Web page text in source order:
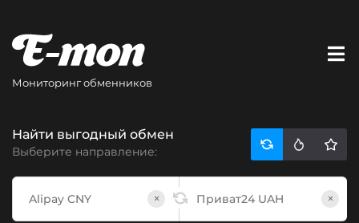
Мониторинг обменников
Найти выгодный обмен
Выберите направление:
× ×